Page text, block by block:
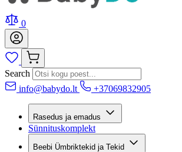
0
Search
info@babydo.lt
+37069832905
Rasedus ja emadus
Sünnituskomplekt
Beebi Ümbriktekid ja Tekid